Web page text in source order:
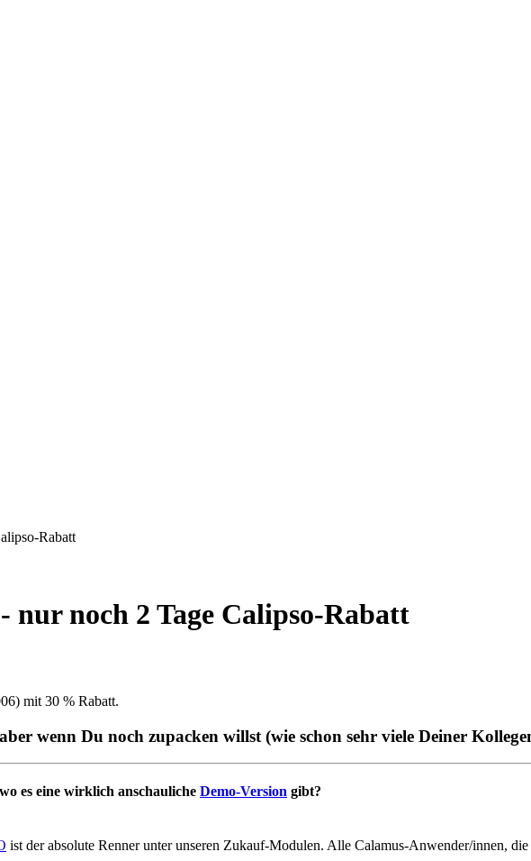
Rabatt
nur noch 2 Tage Calipso-Rabatt
mit 30 % Rabatt.
wenn Du noch zupacken willst (wie schon sehr viele Deiner
es eine wirklich anschauliche Demo-Version gibt?
ist der absolute Renner unter unseren Zukauf-Modulen. Alle Calamus-Anwender/innen,